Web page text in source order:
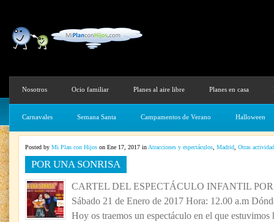
Nosotros Ocio familiar Planes al aire libre Planes en casa
Carnavales Semana Santa Campamentos de Verano Halloween
Posted by Mi Plan con Hijos on Ene 17, 2017 in Atracciones y espectáculos Madrid Otras
POR UNA SONRISA
CARTEL DEL ESPECTÁCULO INFANTIL
Sábado 21 de Enero de 2017 Hora: 12.00 a.m
Hoy os traemos un espectáculo en el que